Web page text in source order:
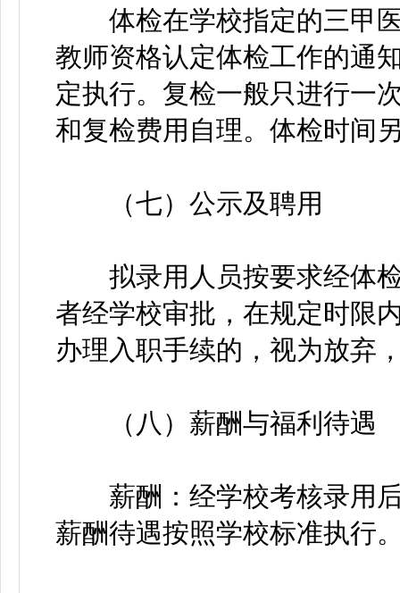
体检在学校指定的三甲医
教师资格认定体检工作的通
定执行。复检一般只进行一
和复检费用自理。体检时间
（七）公示及聘用
拟录用人员按要求经体检
者经学校审批，在规定时限
办理入职手续的，视为放弃
（八）薪酬与福利待遇
薪酬：经学校考核录用后
薪酬待遇按照学校标准执行